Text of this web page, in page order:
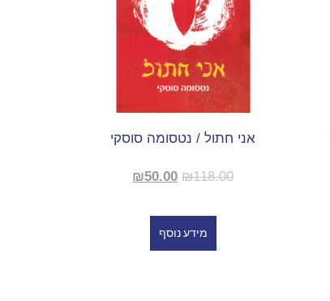
אני חתול / נטסומה סוסקי
₪118.00
₪50.00
מידע נוסף